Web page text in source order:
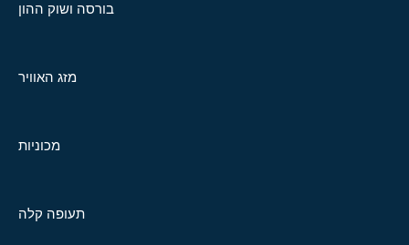
בורסה ושוק ההון
מזג האוויר
מכוניות
תעופה קלה